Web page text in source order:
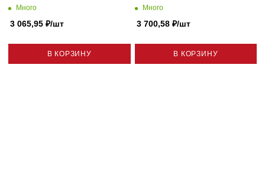
Много
3 065,95 ₽/шт
В КОРЗИНУ
Много
3 700,58₽/шт
В КОРЗИНУ